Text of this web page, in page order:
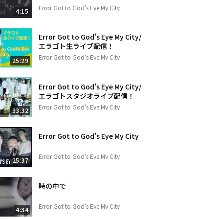
4:15 Error Got to God's Eye My City
25:29
Error Got to God's Eye My City/
エラゴト生ライブ配信！
Error Got to God's Eye My City
33:32
Error Got to God's Eye My City/
エラゴトスタジオライブ配信！
Error Got to God's Eye My City
25:37
Error Got to God's Eye My City
Error Got to God's Eye My City
4:34
時の中で
Error Got to God's Eye My City